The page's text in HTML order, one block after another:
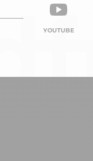
YOUTUBE